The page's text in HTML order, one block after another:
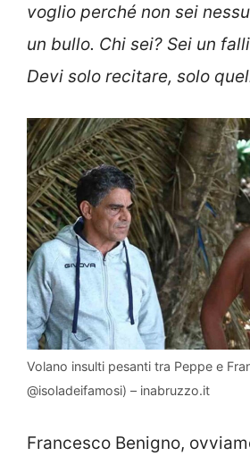
voglio perché non sei
un bullo. Chi sei? Sei un
Devi solo recitare, solo
Volano insulti pesanti tra Peppe e
@isoladeifamosi) – inabruzzo.it
Francesco Benigno,